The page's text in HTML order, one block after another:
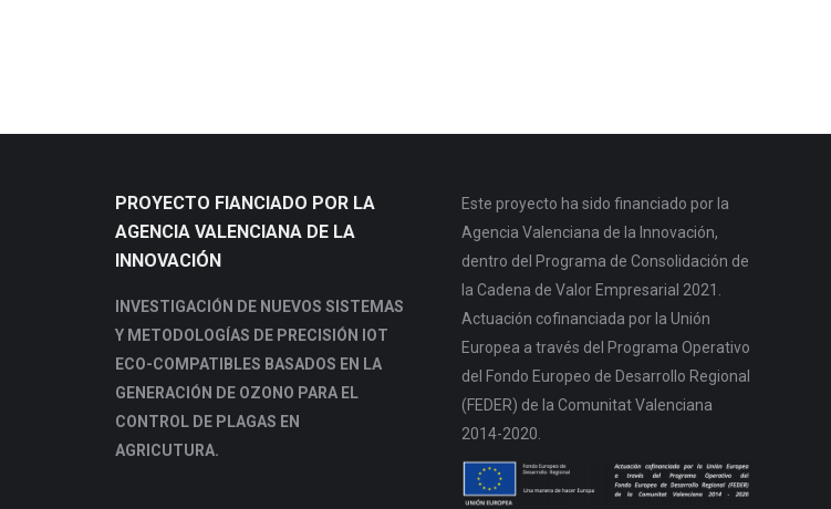
PROYECTO FIANCIADO POR LA
AGENCIA VALENCIANA DE LA
INNOVACIÓN
INVESTIGACIÓN DE NUEVOS SISTEMAS
Y METODOLOGÍAS DE PRECISIÓN IOT
ECO-COMPATIBLES BASADOS EN LA
GENERACIÓN DE OZONO PARA EL
CONTROL DE PLAGAS EN
AGRICUTURA.
Este proyecto ha sido financiado por la
Agencia Valenciana de la Innovación,
dentro del Programa de Consolidación de
la Cadena de Valor Empresarial 2021.
Actuación cofinanciada por la Unión
Europea a través del Programa Operativo
del Fondo Europeo de Desarrollo Regional
(FEDER) de la Comunitat Valenciana
2014-2020.